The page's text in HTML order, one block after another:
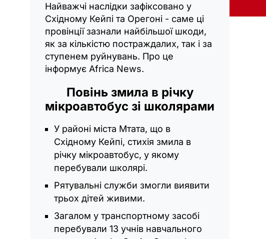
Найважчі наслідки зафіксовано у
Східному Кейпі та Орегоні - саме ці
провінції зазнали найбільшої шкоди,
як за кількістю постраждалих, так і за
ступенем руйнувань. Про це
інформує Africa News.
Повінь змила в річку
мікроавтобус зі школярами
У районі міста Мтата, що в
Східному Кейпі, стихія змила в
річку мікроавтобус, у якому
перебували школярі.
Рятувальні служби змогли виявити
трьох дітей живими.
Загалом у транспортному засобі
перебували 13 учнів навчального